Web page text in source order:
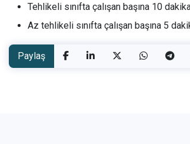
Tehlikeli sınıfta çalışan başına 10
Az tehlikeli sınıfta çalışan başına 5
Paylaş